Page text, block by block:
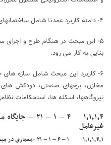
۴- دامنه کاربرد عمدتا شامل ساختمانهای متعارف غیر نظامی است.
۵- این مبحث در هنگام طرح و اجرای
بنایی به کار می رود.
۶- کاربرد این مبحث شامل سازه
مخازن، برجهای صنعتی، دودکش های
نیروگاهها، اسکله ها، استحکامات
۱٫۱٫۱٫۴ ۴ – ۱
غیرعامل
۱٫۱٫۱٫۴٫۱ ۱ – ۴ – ۱ – ۲۱ -معماری در مبحث ۲۱ مقررات ملی ساختمان